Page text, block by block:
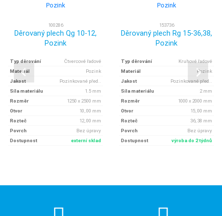
100286
Děrovaný plech Qg 10-12,
Pozink
Typ děrování
Čtvercové řadové
Materiál
Pozink
Jakost
Pozinkované před..
Síla materiálu
1.5 mm
Rozměr
1250 x 2500 mm
Otvor
10, 00 mm
Rozteč
12, 00 mm
Povrch
Bez úpravy
Dostupnost
externí sklad
153736
Děrovaný plech Rg 15-36,38,
Pozink
Typ děrování
Kruhové řadové
Materiál
Pozink
Jakost
Pozinkované před..
Síla materiálu
2 mm
Rozměr
1000 x 2000 mm
Otvor
15, 00 mm
Rozteč
36, 38 mm
Povrch
Bez úpravy
Dostupnost
výroba do 2 týdnů